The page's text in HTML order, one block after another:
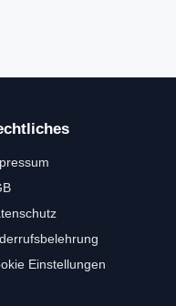
Einstellungen